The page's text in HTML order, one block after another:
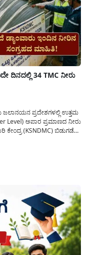
ದಿನದಲ್ಲಿ 34 TMC ನೀರು
ಜಲಾನಯನ ಪ್ರದೇಶಗಳಲ್ಲಿ ಉತ್ತಮ
Level) ಅಪಾರ ಪ್ರಮಾಣದ ನೀರು
ಕೇಂದ್ರ (KSNDMC) ಬಿಡುಗಡೆ